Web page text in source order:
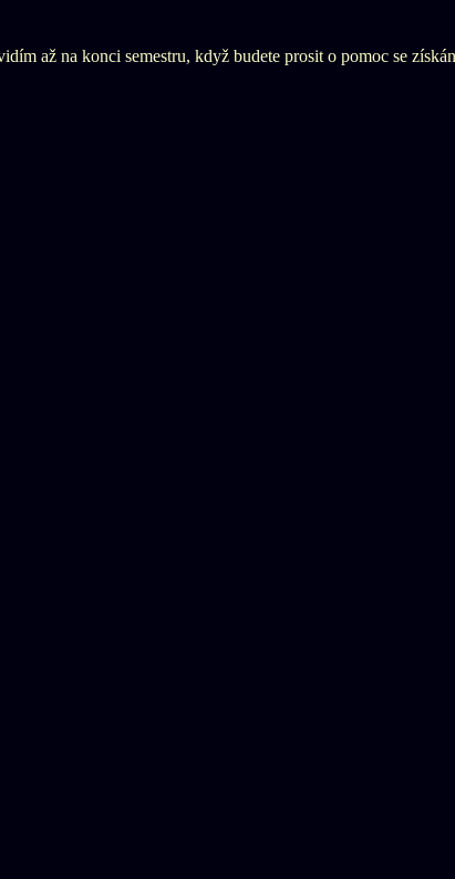
až na konci semestru, když budete prosit o pomoc se